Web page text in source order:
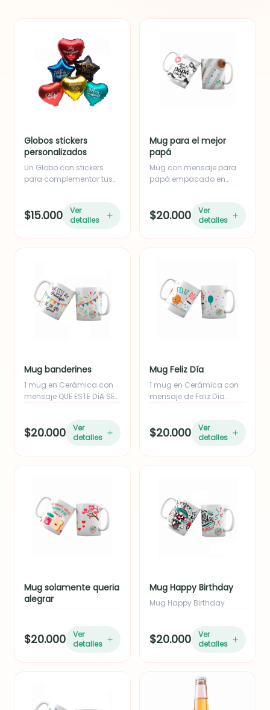
Globos stickers
personalizados
Un Globo con stickers
para complementar tus
$15.000
Ver
detalles
Mug para el mejor
papá
Mug con mensaje para
papá empacado en
$20.000
Ver
detalles
Mug banderines
1 mug en Cerámica con
mensaje QUE ESTE DíA SEA
$20.000
Ver
detalles
Mug Feliz Día
1 mug en Cerámica con
mensaje de Feliz Día
$20.000
Ver
detalles
Mug solamente queria
alegrar
$20.000
Ver
detalles
Mug Happy Birthday
Mug Happy Birthday
$20.000
Ver
detalles